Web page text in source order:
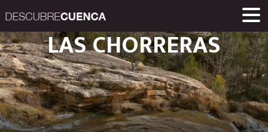
Descubre
INICIO
RUTAS
ENCLAVES Y POBLACIONES
EVENTOS
ENLACES
MUSEOS
GASTRONOMÍA
PRODUCTOS
Una iniciativa de
Diputación
LAS CHORRERAS